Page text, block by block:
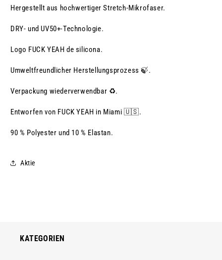
Hergestellt aus hochwertiger Stretch-Mikrofaser.
DRY- und UV50+-Technologie.
Logo FUCK YEAH de silicona.
Umweltfreundlicher Herstellungsprozess 🍃.
Verpackung wiederverwendbar ♻️.
Entworfen von FUCK YEAH in Miami 🇺🇸.
90 % Polyester und 10 % Elastan.
Aktie
KATEGORIEN